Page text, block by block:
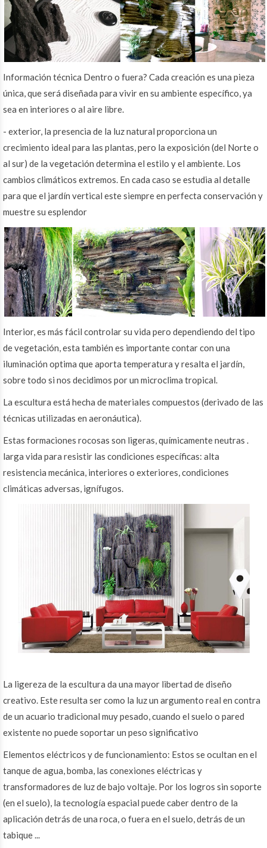
Información técnica Dentro o fuera? Cada creación es una pieza
única, que será diseñada para vivir en su ambiente específico, ya
sea en interiores o al aire libre.
- exterior, la presencia de la luz natural proporciona un
crecimiento ideal para las plantas, pero la exposición (del Norte o
al sur) de la vegetación determina el estilo y el ambiente. Los
cambios climáticos extremos. En cada caso se estudia al detalle
para que el jardín vertical este siempre en perfecta conservación y
muestre su esplendor
Interior, es más fácil controlar su vida pero dependiendo del tipo
de vegetación, esta también es importante contar con una
iluminación optima que aporta temperatura y resalta el jardín,
sobre todo si nos decidimos por un microclima tropical.
La escultura está hecha de materiales compuestos (derivado de las
técnicas utilizadas en aeronáutica).
Estas formaciones rocosas son ligeras, químicamente neutras .
larga vida para resistir las condiciones específicas: alta
resistencia mecánica, interiores o exteriores, condiciones
climáticas adversas, ignífugos.
La ligereza de la escultura da una mayor libertad de diseño
creativo. Este resulta ser como la luz un argumento real en contra
de un acuario tradicional muy pesado, cuando el suelo o pared
existente no puede soportar un peso significativo
Elementos eléctricos y de funcionamiento: Estos se ocultan en el
tanque de agua, bomba, las conexiones eléctricas y
transformadores de luz de bajo voltaje. Por los logros sin soporte
(en el suelo), la tecnología espacial puede caber dentro de la
aplicación detrás de una roca, o fuera en el suelo, detrás de un
tabique ...